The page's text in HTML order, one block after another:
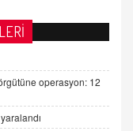
ve dijital hukukun
Alınmalı?
operasyon: 12